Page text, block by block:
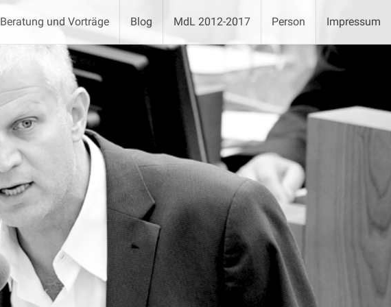
Beratung und Vorträge Blog MdL 2012-2017 Person Impressum